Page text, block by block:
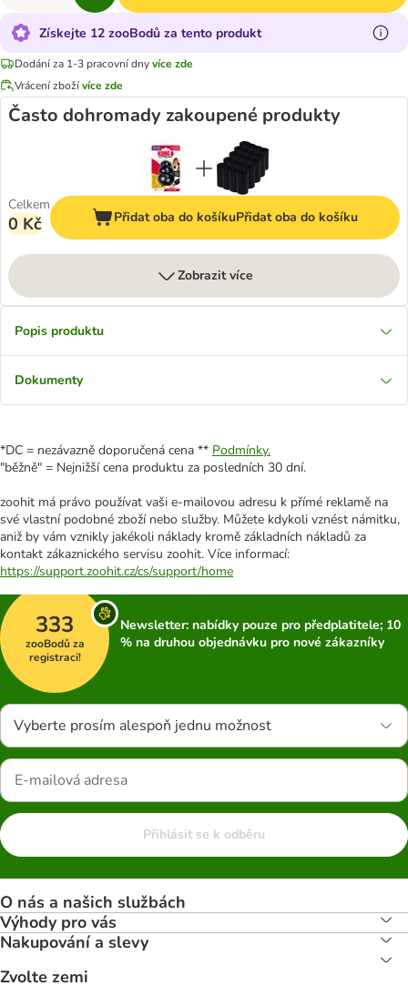
Získejte 12 zooBodů za tento produkt
Dodání za 1-3 pracovní dnyvíce zde
Vrácení zbožívíce zde
Často dohromady zakoupené produkty
Celkem
0 Kč Přidat oba do košíkuPřidat oba do košíku
Zobrazit více
Popis produktu
Dokumenty
*DC = nezávazně doporučená cena ** Podmínky.
"běžně" = Nejnižší cena produktu za posledních 30 dní.
zoohit má právo používat vaši e-mailovou adresu k přímé reklamě na
své vlastní podobné zboží nebo služby. Můžete kdykoli vznést námitku,
aniž by vám vznikly jakékoli náklady kromě základních nákladů za
kontakt zákaznického servisu zoohit. Více informací:
https://support.zoohit.cz/cs/support/home
333
zooBodů za
registraci!
Newsletter: nabídky pouze pro předplatitele; 10
% na druhou objednávku pro nové zákazníky
Vyberte prosím alespoň jednu možnost
Přihlásit se k odběru
O nás a našich službách
Výhody pro vás
Nakupování a slevy
Zvolte zemi